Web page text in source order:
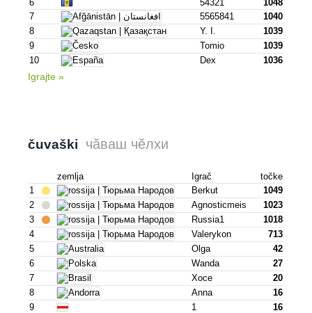
6
54321
1048
7
5565841
1040
8
Y. I.
1039
9
Tomio
1039
10
Dex 1036
Igrajte »
čuvaški чӑваш чӗлхи
zemlja Igrač
točke
1
Berkut
1049
2
Agnosticmeis
1023
3
Russia1
1018
4
Valerykon
713
5
Olga
42
6
Wanda
27
7
Хосе
20
8
Anna
16
9
1
16